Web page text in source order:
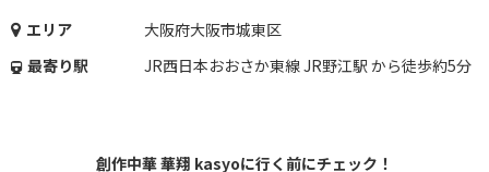
エリア
大阪府大阪市城東区
最寄り駅
JR西日本おおさか東線 JR野江駅 から徒歩約5分
創作中華 華翔 kasyoに行く前にチェック！